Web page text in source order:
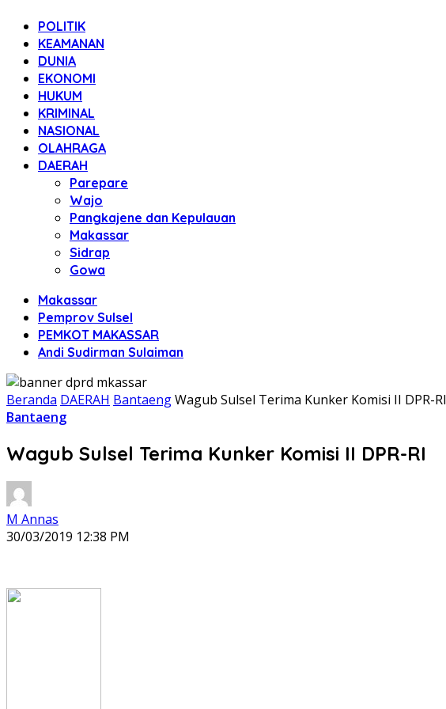
POLITIK
KEAMANAN
DUNIA
EKONOMI
HUKUM
KRIMINAL
NASIONAL
OLAHRAGA
DAERAH
Parepare
Wajo
Pangkajene dan Kepulauan
Makassar
Sidrap
Gowa
Makassar
Pemprov Sulsel
PEMKOT MAKASSAR
Andi Sudirman Sulaiman
Beranda DAERAH BantaengWagub Sulsel Terima Kunker Komisi II DPR-RI
Bantaeng
Wagub Sulsel Terima Kunker Komisi II DPR-RI
M Annas
30/03/2019 12:38 PM